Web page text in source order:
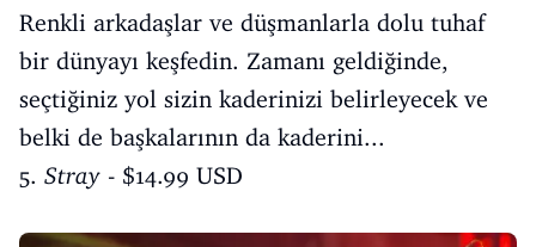
Renkli arkadaşlar ve düşmanlarla dolu tuhaf
bir dünyayı keşfedin. Zamanı geldiğinde,
seçtiğiniz yol sizin kaderinizi belirleyecek ve
belki de başkalarının da kaderini...
5. Stray - $14.99 USD